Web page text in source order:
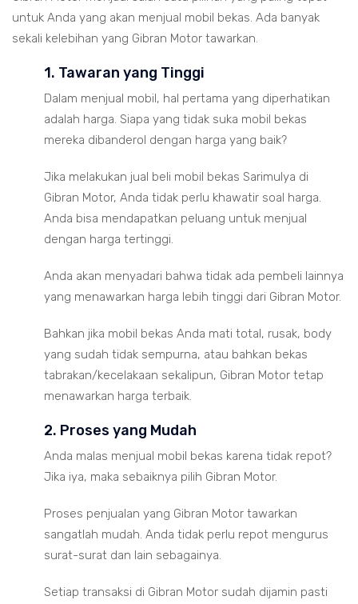
untuk Anda yang akan menjual mobil bekas. Ada banyak
sekali kelebihan yang Gibran Motor tawarkan.
1. Tawaran yang Tinggi
Dalam menjual mobil, hal pertama yang diperhatikan
adalah harga. Siapa yang tidak suka mobil bekas
mereka dibanderol dengan harga yang baik?
Jika melakukan jual beli mobil bekas Sarimulya di
Gibran Motor, Anda tidak perlu khawatir soal harga.
Anda bisa mendapatkan peluang untuk menjual
dengan harga tertinggi.
Anda akan menyadari bahwa tidak ada pembeli lainnya
yang menawarkan harga lebih tinggi dari Gibran Motor.
Bahkan jika mobil bekas Anda mati total, rusak, body
yang sudah tidak sempurna, atau bahkan bekas
tabrakan/kecelakaan sekalipun, Gibran Motor tetap
menawarkan harga terbaik.
2. Proses yang Mudah
Anda malas menjual mobil bekas karena tidak repot?
Jika iya, maka sebaiknya pilih Gibran Motor.
Proses penjualan yang Gibran Motor tawarkan
sangatlah mudah. Anda tidak perlu repot mengurus
surat-surat dan lain sebagainya.
Setiap transaksi di Gibran Motor sudah dijamin pasti